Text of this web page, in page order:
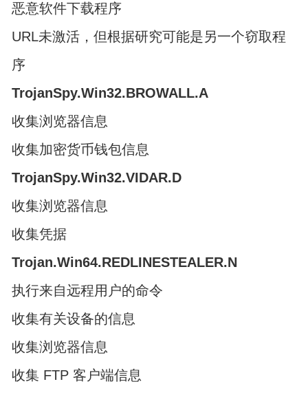
恶意软件下载程序
URL未激活，但根据研究可能是另一个窃取程
序
TrojanSpy.Win32.BROWALL.A
收集浏览器信息
收集加密货币钱包信息
TrojanSpy.Win32.VIDAR.D
收集浏览器信息
收集凭据
Trojan.Win64.REDLINESTEALER.N
执行来自远程用户的命令
收集有关设备的信息
收集浏览器信息
收集 FTP 客户端信息